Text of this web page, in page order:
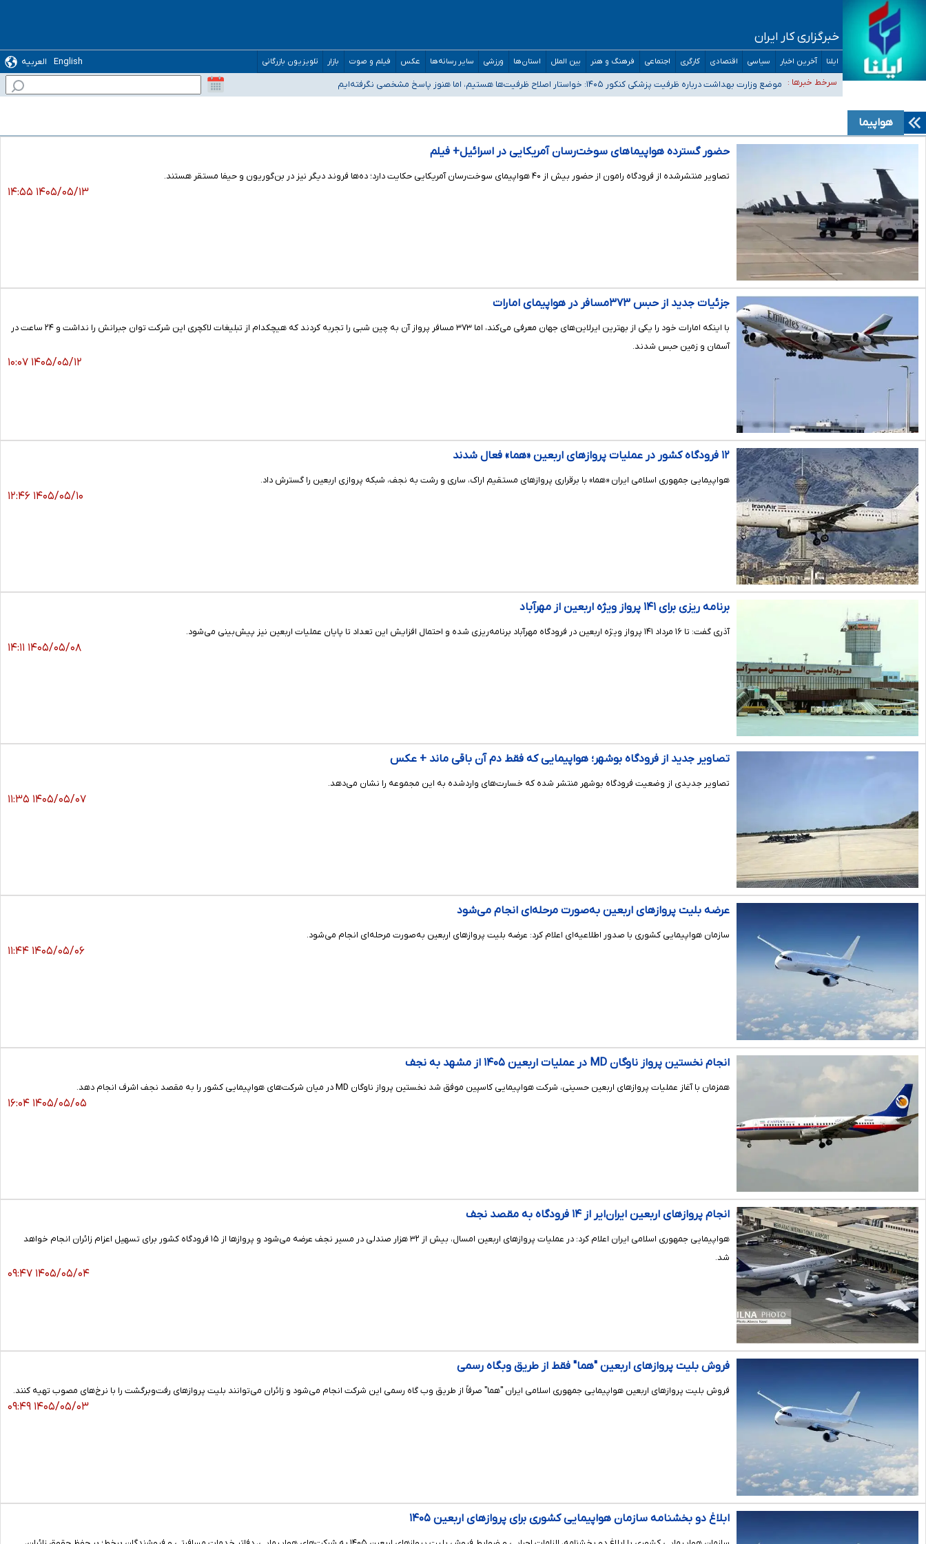
خبرگزاری کار ایران
ایلنا آخرین اخبار سیاسی اقتصادی کارگری اجتماعی فرهنگ و هنر بین الملل استان‌ها ورزشی سایر رسانه‌ها عکس فیلم و صوت بازار تلویزیون بازرگانی English
العربیه
سرخط خبرها :
۴۰ تا ۵۰ روز گرمای نسبی در پیش داریم/ دمای تهران به ۳۸ درجه می‌رسد
موضع وزارت بهداشت درباره ظرفیت پزشکی کنکور ۱۴۰۵: خواستار اصلاح ظرفیت‌ها هستیم، اما هنوز پاسخ مشخصی نگرفته‌ایم
آخرین وضعیت شیوع عفونت‌های تنفسی در کشور/ خوزستان و کرمان بالاتر از آستانه هشدار
هواپیما
حضور گسترده هواپیماهای سوخت‌رسان آمریکایی در اسرائیل+ فیلم
تصاویر منتشرشده از فرودگاه رامون از حضور بیش از ۴۰ هواپیمای سوخت‌رسان آمریکایی حکایت دارد؛ ده‌ها فروند دیگر نیز در بن‌گوریون و حیفا مستقر هستند.
۱۴۰۵/۰۵/۱۳ ۱۴:۵۵
جزئیات جدید از حبس ۳۷۳مسافر در هواپیمای امارات
با اینکه امارات خود را یکی از بهترین ایرلاین‌های جهان معرفی می‌کند، اما ۳۷۳ مسافر پرواز آن به چین شبی را تجربه کردند که هیچکدام از تبلیغات لاکچری این شرکت توان جبرانش را نداشت و ۲۴ ساعت در
آسمان و زمین حبس شدند.
۱۴۰۵/۰۵/۱۲ ۱۰:۰۷
۱۲ فرودگاه کشور در عملیات پروازهای اربعین «هما» فعال شدند
هواپیمایی جمهوری اسلامی ایران «هما» با برقراری پروازهای مستقیم اراک، ساری و رشت به نجف، شبکه پروازی اربعین را گسترش داد.
۱۴۰۵/۰۵/۱۰ ۱۲:۴۶
برنامه ریزی برای ۱۴۱ پرواز ویژه اربعین از مهرآباد
آذری گفت: تا ۱۶ مرداد ۱۴۱ پرواز ویژه اربعین در فرودگاه مهرآباد برنامه‌ریزی شده و احتمال افزایش این تعداد تا پایان عملیات اربعین نیز پیش‌بینی می‌شود.
۱۴۰۵/۰۵/۰۸ ۱۴:۱۱
تصاویر جدید از فرودگاه بوشهر؛ هواپیمایی که فقط دم آن باقی ماند + عکس
تصاویر جدیدی از وضعیت فرودگاه بوشهر منتشر شده که خسارت‌های واردشده به این مجموعه را نشان می‌دهد.
۱۴۰۵/۰۵/۰۷ ۱۱:۳۵
عرضه بلیت پروازهای اربعین به‌صورت مرحله‌ای انجام می‌شود
سازمان هواپیمایی کشوری با صدور اطلاعیه‌ای اعلام کرد: عرضه بلیت پروازهای اربعین به‌صورت مرحله‌ای انجام می‌شود.
۱۴۰۵/۰۵/۰۶ ۱۱:۴۴
انجام نخستین پرواز ناوگان MD در عملیات اربعین ۱۴۰۵ از مشهد به نجف
همزمان با آغاز عملیات پروازهای اربعین حسینی، شرکت هواپیمایی کاسپین موفق شد نخستین پرواز ناوگان MD در میان شرکت‌های هواپیمایی کشور را به مقصد نجف اشرف انجام دهد.
۱۴۰۵/۰۵/۰۵ ۱۶:۰۴
انجام پروازهای اربعین ایران‌ایر از ۱۴ فرودگاه به مقصد نجف
هواپیمایی جمهوری اسلامی ایران اعلام کرد: در عملیات پروازهای اربعین امسال، بیش از ۳۲ هزار صندلی در مسیر نجف عرضه می‌شود و پروازها از ۱۵ فرودگاه کشور برای تسهیل اعزام زائران انجام خواهد
شد.
۱۴۰۵/۰۵/۰۴ ۰۹:۴۷
فروش بلیت پروازهای اربعین "هما" فقط از طریق وبگاه رسمی
فروش بلیت پروازهای اربعین هواپیمایی جمهوری اسلامی ایران "هما" صرفاً از طریق وب گاه رسمی این شرکت انجام می‌شود و زائران می‌توانند بلیت پروازهای رفت‌وبرگشت را با نرخ‌های مصوب تهیه کنند.
۱۴۰۵/۰۵/۰۳ ۰۹:۴۹
ابلاغ دو بخشنامه سازمان هواپیمایی کشوری برای پروازهای اربعین ۱۴۰۵